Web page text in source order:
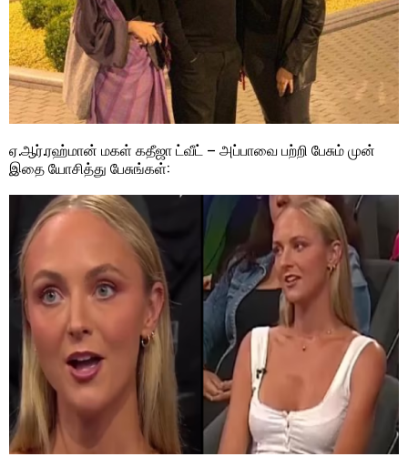
ஏ.ஆர்.ரஹ்மான் மகள் கதீஜா ட்வீட் – அப்பாவை பற்றி பேசும் முன்
இதை யோசித்து பேசுங்கள்: